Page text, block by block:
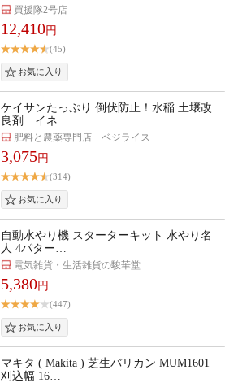
買援隊2号店
12,410円
(45)
ケイサンたっぷり 倒伏防止！水稲 土壌改
良剤 イネ…
肥料と農薬専門店 ベジライス
3,075円
(314)
自動水やり機 スターターキット 水やり名
人 4パター…
電気雑貨・生活雑貨の駿華堂
5,380円
(447)
マキタ ( Makita ) 芝生バリカン MUM1601
刈込幅 16…